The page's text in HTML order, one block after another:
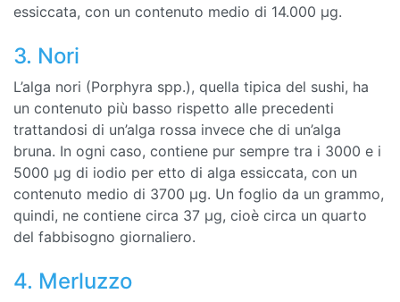
essiccata, con un contenuto medio di 14.000 µg.
3. Nori
L’alga nori (Porphyra spp.), quella tipica del sushi, ha
un contenuto più basso rispetto alle precedenti
trattandosi di un’alga rossa invece che di un’alga
bruna. In ogni caso, contiene pur sempre tra i 3000 e i
5000 µg di iodio per etto di alga essiccata, con un
contenuto medio di 3700 µg. Un foglio da un grammo,
quindi, ne contiene circa 37 µg, cioè circa un quarto
del fabbisogno giornaliero.
4. Merluzzo